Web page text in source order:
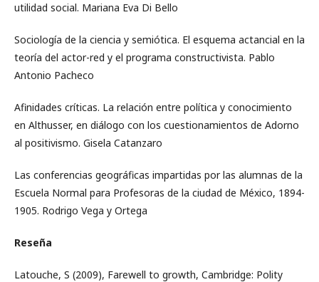
utilidad social. Mariana Eva Di Bello
Sociología de la ciencia y semiótica. El esquema actancial en la
teoría del actor-red y el programa constructivista. Pablo
Antonio Pacheco
Afinidades críticas. La relación entre política y conocimiento
en Althusser, en diálogo con los cuestionamientos de Adorno
al positivismo. Gisela Catanzaro
Las conferencias geográficas impartidas por las alumnas de la
Escuela Normal para Profesoras de la ciudad de México, 1894-
1905. Rodrigo Vega y Ortega
Reseña
Latouche, S (2009), Farewell to growth, Cambridge: Polity